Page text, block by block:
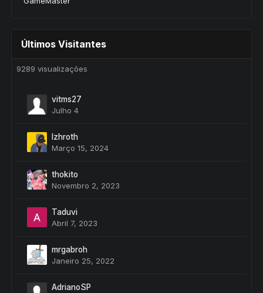
Últimos Visitantes
9289 visualizações
vitms27
Julho 4
Izhroth
Março 15, 2024
thokito
Novembro 2, 2023
Taduvi
Abril 7, 2023
mrgabroh
Janeiro 25, 2022
AdrianoSP